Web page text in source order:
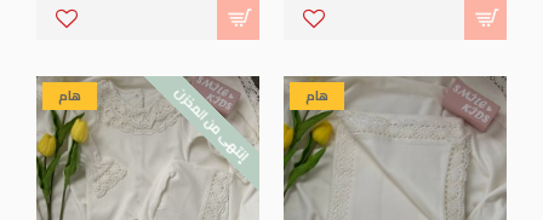
هام هام إنتهى من المخزن